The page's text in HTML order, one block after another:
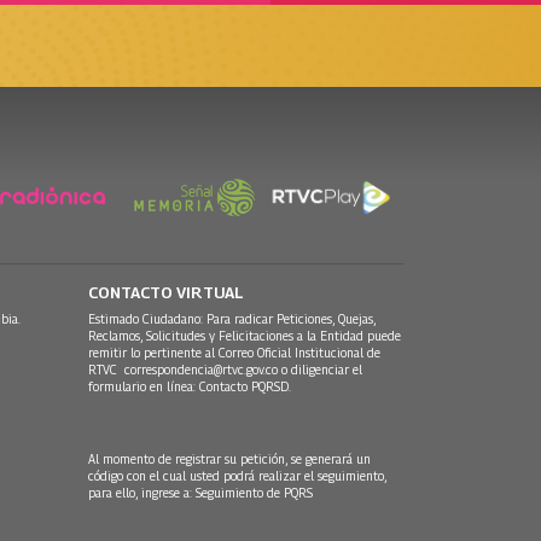
CONTACTO VIRTUAL
Estimado Ciudadano: Para radicar Peticiones, Quejas,
Reclamos, Solicitudes y Felicitaciones a la Entidad puede
remitir lo pertinente al Correo Oficial Institucional de
RTVC correspondencia@rtvc.gov.co o diligenciar el
formulario en línea: Contacto PQRSD.
Al momento de registrar su petición, se generará un
código con el cual usted podrá realizar el seguimiento,
para ello, ingrese a: Seguimiento de PQRS